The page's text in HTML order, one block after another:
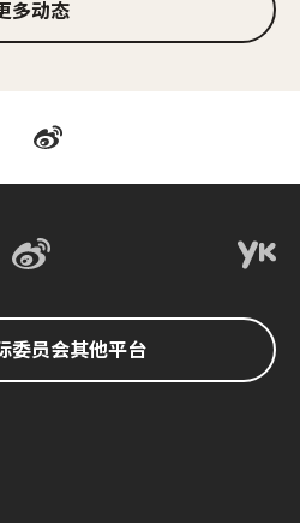
多动态
委员会其他平台